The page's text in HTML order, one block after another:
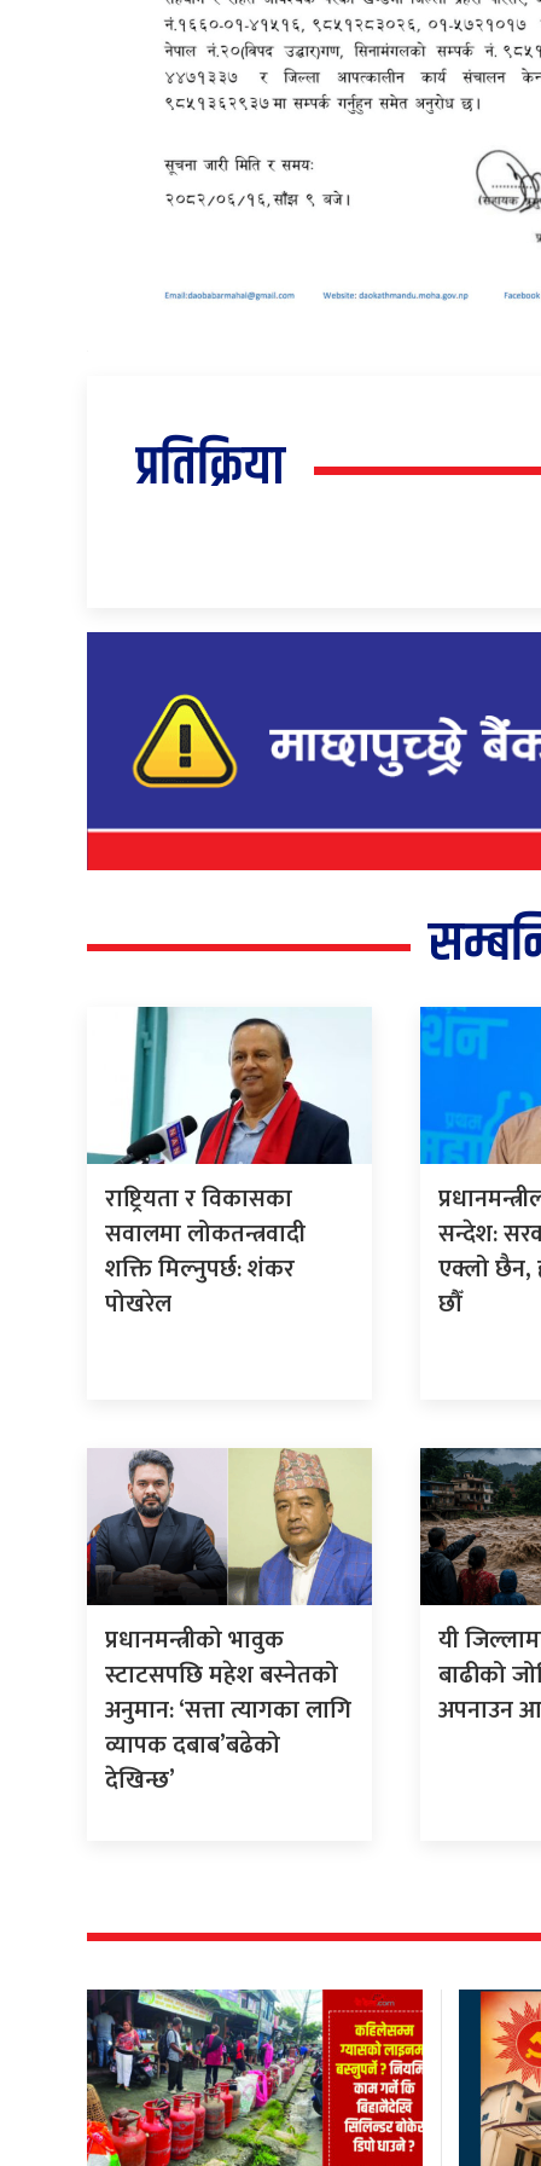
प्रतिक्रिया
राष्ट्रियता र विकासका
सवालमा लोकतन्त्रवादी
शक्ति मिल्नुपर्छ: शंकर
पोखरेल
सन्देश:
एक्लो छैन,
छौँ
प्रधानमन्त्रीको भावुक
स्टाटसपछि महेश बस्नेतको
अनुमान: ‘सत्ता त्यागका लागि
व्यापक दबाब’बढेको
देखिन्छ’
यी
बाढीको
अपनाउन